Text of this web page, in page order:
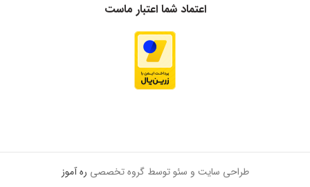
اعتماد شما اعتبار ماست
طراحی سایت و سئو توسط گروه تخصصی ره آموز